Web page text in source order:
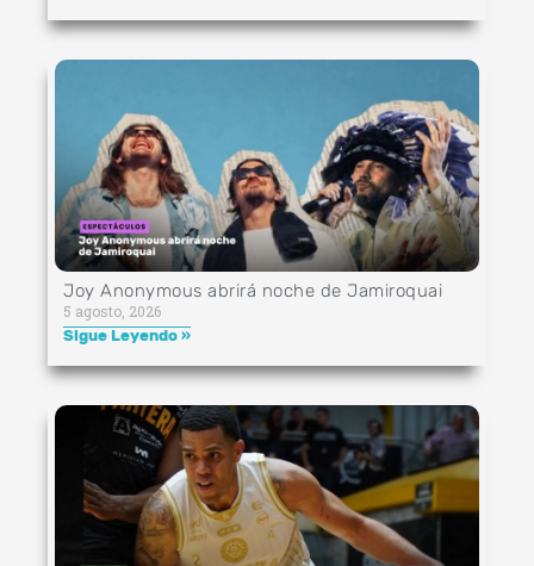
Joy Anonymous abrirá noche de Jamiroquai
5 agosto, 2026
Sigue Leyendo »